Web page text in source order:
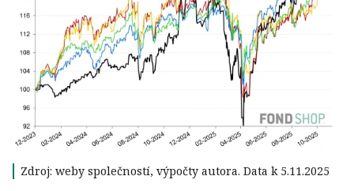
Zdroj: weby společností, výpočty autora. Data k 5.11.2025